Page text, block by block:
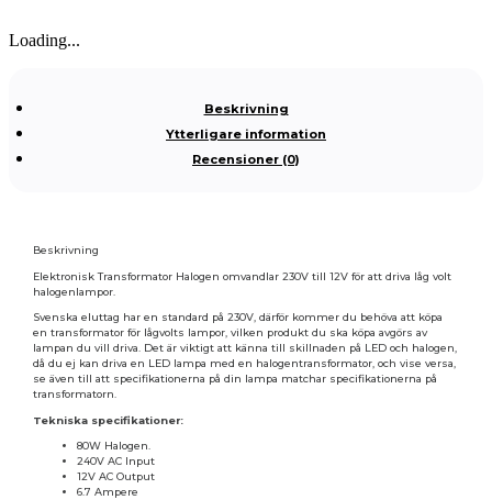
Loading...
Beskrivning
Ytterligare information
Recensioner (0)
Beskrivning
Elektronisk Transformator Halogen omvandlar 230V till 12V för att driva låg volt
halogenlampor.
Svenska eluttag har en standard på 230V, därför kommer du behöva att köpa
en transformator för lågvolts lampor, vilken produkt du ska köpa avgörs av
lampan du vill driva. Det är viktigt att känna till skillnaden på LED och halogen,
då du ej kan driva en LED lampa med en halogentransformator, och vise versa,
se även till att specifikationerna på din lampa matchar specifikationerna på
transformatorn.
Tekniska specifikationer:
80W Halogen.
240V AC Input
12V AC Output
6.7 Ampere